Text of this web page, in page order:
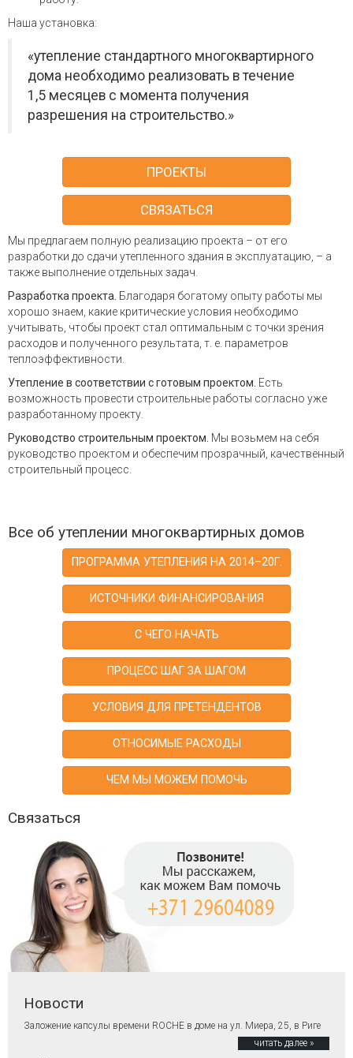
Наша установка:
«утепление стандартного многоквартирного
дома необходимо реализовать в течение
1,5 месяцев с момента получения
разрешения на строительство.»
ПРОЕКТЫ
СВЯЗАТЬСЯ
Мы предлагаем полную реализацию проекта – от его
разработки до сдачи утепленного здания в эксплуатацию, – а
также выполнение отдельных задач.
Разработка проекта. Благодаря богатому опыту работы мы
хорошо знаем, какие критические условия необходимо
учитывать, чтобы проект стал оптимальным с точки зрения
расходов и полученного результата, т. е. параметров
теплоэффективности.
Утепление в соответствии с готовым проектом. Есть
возможность провести строительные работы согласно уже
разработанному проекту.
Руководство строительным проектом. Мы возьмем на себя
руководство проектом и обеспечим прозрачный, качественный
строительный процесс.
Все об утеплении многоквартирных домов
ПРОГРАММА УТЕПЛЕНИЯ НА 2014–20Г.
ИСТОЧНИКИ ФИНАНСИРОВАНИЯ
С ЧЕГО НАЧАТЬ
ПРОЦЕСС ШАГ ЗА ШАГОМ
УСЛОВИЯ ДЛЯ ПРЕТЕНДЕНТОВ
ОТНОСИМЫЕ РАСХОДЫ
ЧЕМ МЫ МОЖЕМ ПОМОЧЬ
Связаться
Новости
Заложение капсулы времени ROCHE в доме на ул. Миера, 25, в Риге
читать далее »